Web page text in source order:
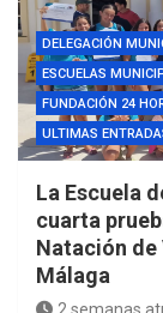
DELEGACIÓN
ESCUELAS
FUNDACIÓN 24
ULTIMAS
La Escuela
cuarta
Natación de
Málaga
2 semanas